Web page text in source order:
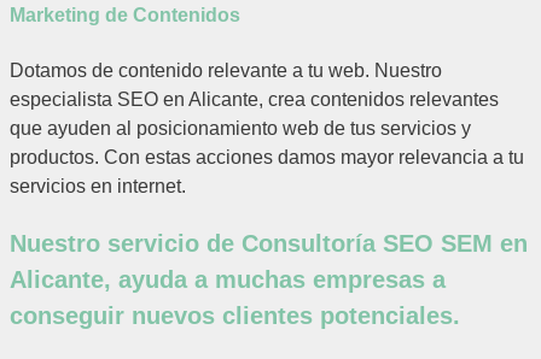
Marketing de Contenidos
Dotamos de contenido relevante a tu web. Nuestro
especialista SEO en Alicante, crea contenidos relevantes
que ayuden al posicionamiento web de tus servicios y
productos. Con estas acciones damos mayor relevancia a tu
servicios en internet.
Nuestro servicio de Consultoría SEO SEM en
Alicante, ayuda a muchas empresas a
conseguir nuevos clientes potenciales.